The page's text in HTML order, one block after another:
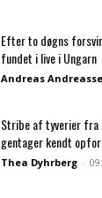
Efter to døgns
fundet i live i Ungarn
Andreas
Stribe af tyverier fra
gentager kendt
Thea Dyhrberg -